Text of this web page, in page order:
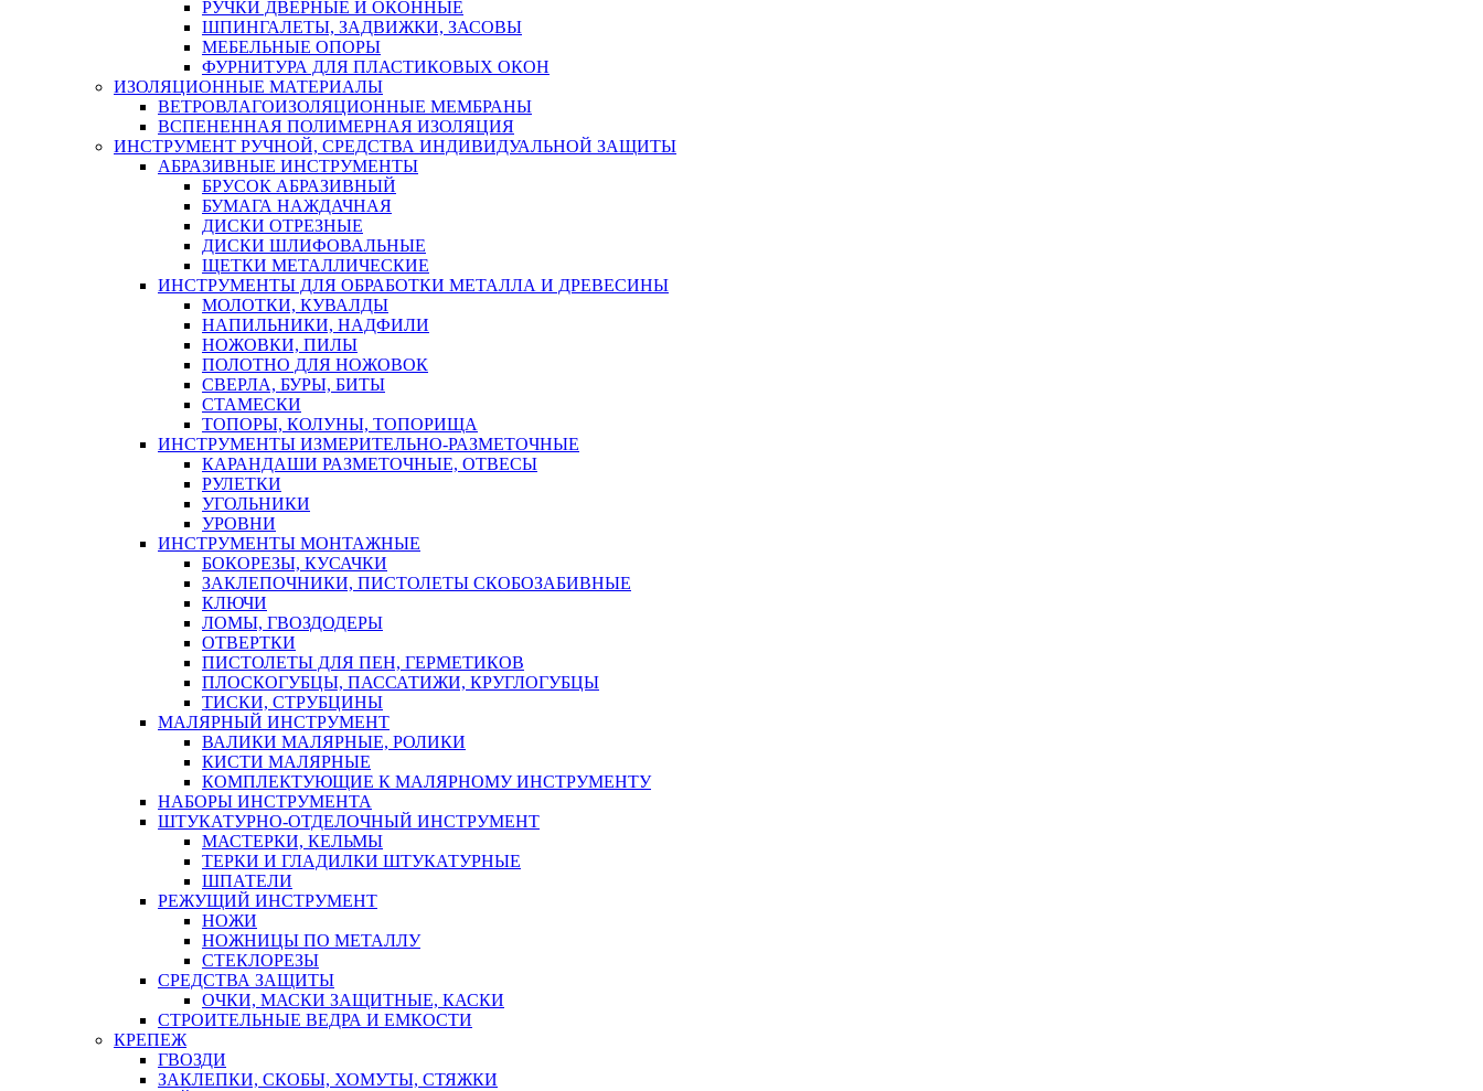
РУЧКИ ДВЕРНЫЕ И ОКОННЫЕ
ШПИНГАЛЕТЫ, ЗАДВИЖКИ, ЗАСОВЫ
МЕБЕЛЬНЫЕ ОПОРЫ
ФУРНИТУРА ДЛЯ ПЛАСТИКОВЫХ ОКОН
ИЗОЛЯЦИОННЫЕ МАТЕРИАЛЫ
ВЕТРОВЛАГОИЗОЛЯЦИОННЫЕ МЕМБРАНЫ
ВСПЕНЕННАЯ ПОЛИМЕРНАЯ ИЗОЛЯЦИЯ
ИНСТРУМЕНТ РУЧНОЙ, СРЕДСТВА ИНДИВИДУАЛЬНОЙ ЗАЩИТЫ
АБРАЗИВНЫЕ ИНСТРУМЕНТЫ
БРУСОК АБРАЗИВНЫЙ
БУМАГА НАЖДАЧНАЯ
ДИСКИ ОТРЕЗНЫЕ
ДИСКИ ШЛИФОВАЛЬНЫЕ
ЩЕТКИ МЕТАЛЛИЧЕСКИЕ
ИНСТРУМЕНТЫ ДЛЯ ОБРАБОТКИ МЕТАЛЛА И ДРЕВЕСИНЫ
МОЛОТКИ, КУВАЛДЫ
НАПИЛЬНИКИ, НАДФИЛИ
НОЖОВКИ, ПИЛЫ
ПОЛОТНО ДЛЯ НОЖОВОК
СВЕРЛА, БУРЫ, БИТЫ
СТАМЕСКИ
ТОПОРЫ, КОЛУНЫ, ТОПОРИЩА
ИНСТРУМЕНТЫ ИЗМЕРИТЕЛЬНО-РАЗМЕТОЧНЫЕ
КАРАНДАШИ РАЗМЕТОЧНЫЕ, ОТВЕСЫ
РУЛЕТКИ
УГОЛЬНИКИ
УРОВНИ
ИНСТРУМЕНТЫ МОНТАЖНЫЕ
БОКОРЕЗЫ, КУСАЧКИ
ЗАКЛЕПОЧНИКИ, ПИСТОЛЕТЫ СКОБОЗАБИВНЫЕ
КЛЮЧИ
ЛОМЫ, ГВОЗДОДЕРЫ
ОТВЕРТКИ
ПИСТОЛЕТЫ ДЛЯ ПЕН, ГЕРМЕТИКОВ
ПЛОСКОГУБЦЫ, ПАССАТИЖИ, КРУГЛОГУБЦЫ
ТИСКИ, СТРУБЦИНЫ
МАЛЯРНЫЙ ИНСТРУМЕНТ
ВАЛИКИ МАЛЯРНЫЕ, РОЛИКИ
КИСТИ МАЛЯРНЫЕ
КОМПЛЕКТУЮЩИЕ К МАЛЯРНОМУ ИНСТРУМЕНТУ
НАБОРЫ ИНСТРУМЕНТА
ШТУКАТУРНО-ОТДЕЛОЧНЫЙ ИНСТРУМЕНТ
МАСТЕРКИ, КЕЛЬМЫ
ТЕРКИ И ГЛАДИЛКИ ШТУКАТУРНЫЕ
ШПАТЕЛИ
РЕЖУЩИЙ ИНСТРУМЕНТ
НОЖИ
НОЖНИЦЫ ПО МЕТАЛЛУ
СТЕКЛОРЕЗЫ
СРЕДСТВА ЗАЩИТЫ
ОЧКИ, МАСКИ ЗАЩИТНЫЕ, КАСКИ
СТРОИТЕЛЬНЫЕ ВЕДРА И ЕМКОСТИ
КРЕПЕЖ
ГВОЗДИ
ЗАКЛЕПКИ, СКОБЫ, ХОМУТЫ, СТЯЖКИ